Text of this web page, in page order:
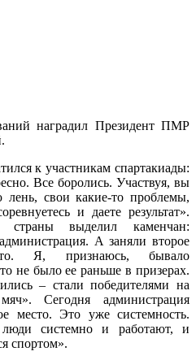
наградил Президент ПМР
к участникам спартакиады:
Все боролись. Участвуя, вы
лень, свои какие-то проблемы,
и даете результат».
страны выделил каменчан:
А заняли второе
Я, признаюсь, бывало
не было ее раньше в призерах.
– стали победителями на
Сегодня администрация
место. Это уже системность.
системно и работают, и
спортом».